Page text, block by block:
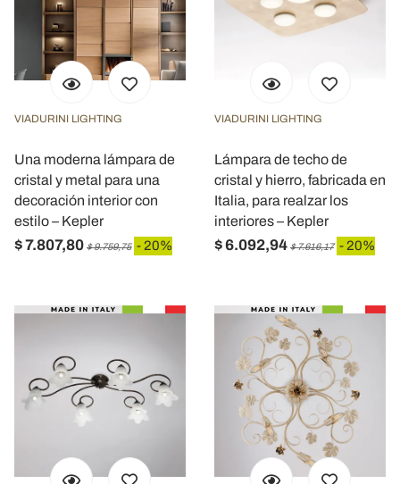
VIADURINI LIGHTING
Una moderna lámpara de
cristal y metal para una
decoración interior con
estilo – Kepler
$ 7.807,80 $ 9.759,75 - 20%
VIADURINI LIGHTING
Lámpara de techo de
cristal y hierro, fabricada en
Italia, para realzar los
interiores – Kepler
$ 6.092,94 $ 7.616,17 - 20%